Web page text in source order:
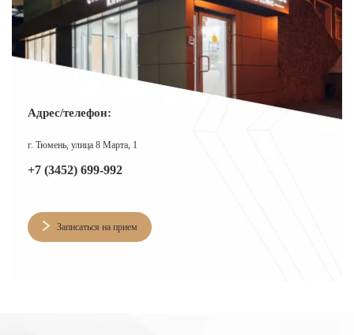
Адрес/телефон:
г. Тюмень, улица 8 Марта, 1
+7 (3452) 699-992
Записаться на прием